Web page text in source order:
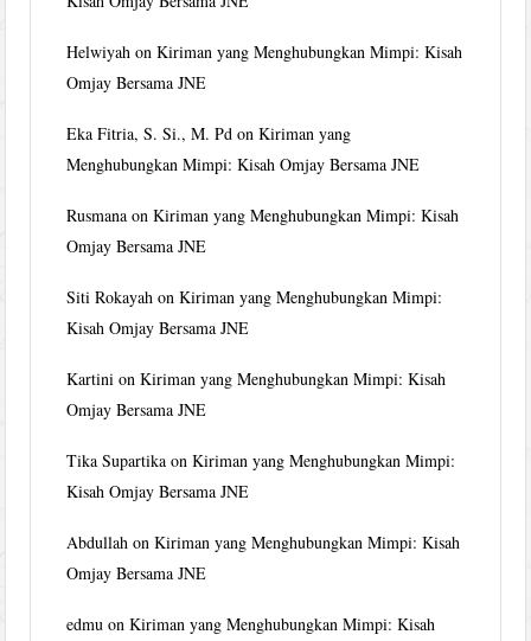
Helwiyah onKiriman yang Menghubungkan Mimpi: Kisah
Omjay Bersama JNE
Eka Fitria, S. Si., M. Pd onKiriman yang
Menghubungkan Mimpi: Kisah Omjay Bersama JNE
Rusmana onKiriman yang Menghubungkan Mimpi: Kisah
Omjay Bersama JNE
Siti Rokayah onKiriman yang Menghubungkan Mimpi:
Kisah Omjay Bersama JNE
Kartini onKiriman yang Menghubungkan Mimpi: Kisah
Omjay Bersama JNE
Tika Supartika onKiriman yang Menghubungkan Mimpi:
Kisah Omjay Bersama JNE
Abdullah onKiriman yang Menghubungkan Mimpi: Kisah
Omjay Bersama JNE
edmu onKiriman yang Menghubungkan Mimpi: Kisah